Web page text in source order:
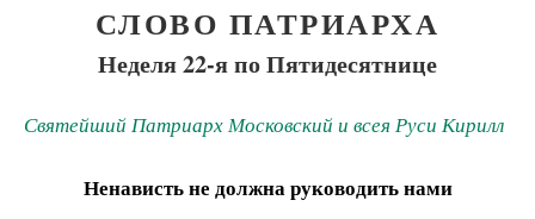
СЛОВО ПАТРИАРХА
Неделя 22-я по Пятидесятнице
Святейший Патриарх Московский и всея Руси Кирилл
Ненависть не должна руководить нами